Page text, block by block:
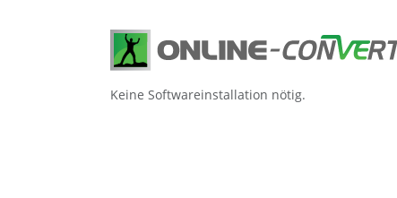
Keine Softwareinstallation nötig.